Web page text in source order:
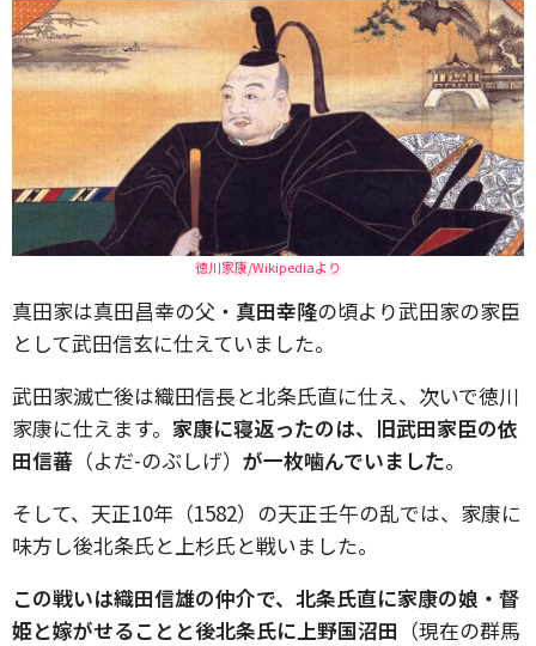
徳川家康/Wikipediaより
真田家は真田昌幸の父・ 真田幸隆の頃より武田家の家臣
として武田信玄に仕えていました。
武田家滅亡後は織田信長と北条氏直に仕え、次いで徳川
家康に仕えます。 家康に寝返ったのは、旧武田家臣の依
田信蕃 （よだ-のぶしげ） が一枚噛んでいました。
そして、天正10年（1582）の天正壬午の乱では、家康に
味方し後北条氏と上杉氏と戦いました。
この戦いは織田信雄の仲介で、北条氏直に家康の娘・督
姫と嫁がせることと後北条氏に上野国沼田 （現在の群馬